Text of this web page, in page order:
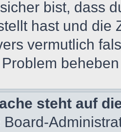
bist, dass
hast und die
vermutlich
steht auf
Board-